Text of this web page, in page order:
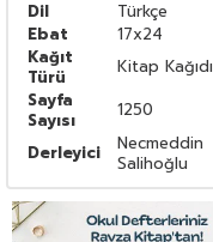
Dil
Türkçe
Ebat
17x24
Kağıt
Türü
Kitap Kağıdı
Sayfa
Sayısı
1250
Derleyici
Necmeddin
Salihoğlu